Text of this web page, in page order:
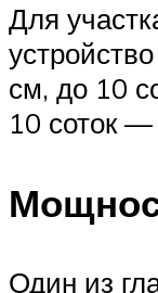
Для
см, до 10
10 соток
Один из